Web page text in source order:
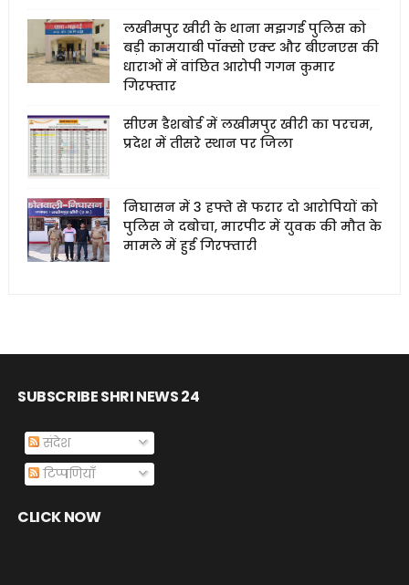
लखीमपुर खीरी के थाना मझगई पुलिस को
बड़ी कामयाबी पॉक्सो एक्ट और बीएनएस की
धाराओं में वांछित आरोपी गगन कुमार
गिरफ्तार
सीएम डैशबोर्ड में लखीमपुर खीरी का परचम,
प्रदेश में तीसरे स्थान पर जिला
निघासन में 3 हफ्ते से फरार दो आरोपियों को
पुलिस ने दबोचा, मारपीट में युवक की मौत के
मामले में हुई गिरफ्तारी
SUBSCRIBE SHRI NEWS 24
संदेश
टिप्पणियाँ
CLICK NOW